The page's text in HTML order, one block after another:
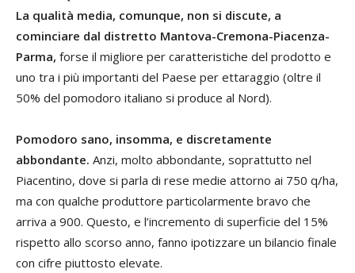
La qualità media, comunque, non si discute, a
cominciare dal distretto Mantova-Cremona-Piacenza-
Parma, forse il migliore per caratteristiche del prodotto e
uno tra i più importanti del Paese per ettaraggio (oltre il
50% del pomodoro italiano si produce al Nord).
Pomodoro sano, insomma, e discretamente
abbondante. Anzi, molto abbondante, soprattutto nel
Piacentino, dove si parla di rese medie attorno ai 750 q/ha,
ma con qualche produttore particolarmente bravo che
arriva a 900. Questo, e l’incremento di superficie del 15%
rispetto allo scorso anno, fanno ipotizzare un bilancio finale
con cifre piuttosto elevate.